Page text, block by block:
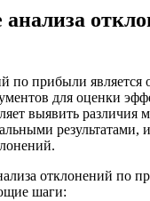
анализа
по прибыли является
для оценки
выявить различия
результатами,
отклонений по
шаги: